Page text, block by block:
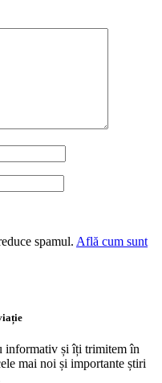
spamul. Află cum sunt
informativ și îți trimitem în
mai noi și importante știri